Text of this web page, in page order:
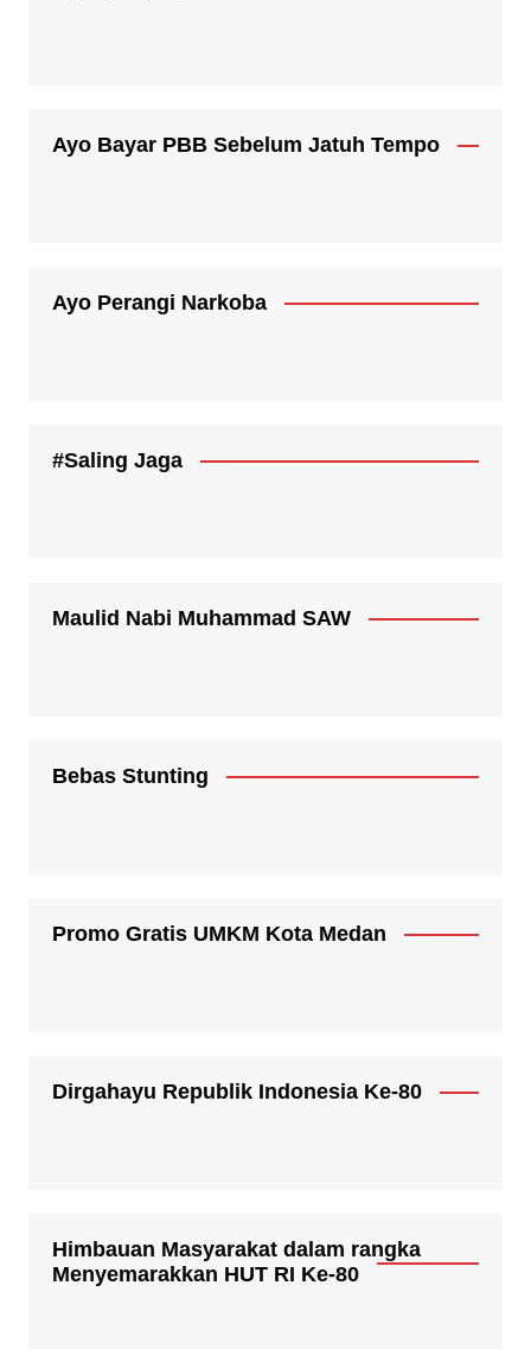
Ayo Bayar PBB Sebelum Jatuh Tempo
Ayo Perangi Narkoba
#Saling Jaga
Maulid Nabi Muhammad SAW
Bebas Stunting
Promo Gratis UMKM Kota Medan
Dirgahayu Republik Indonesia Ke-80
Himbauan Masyarakat dalam rangka
Menyemarakkan HUT RI Ke-80